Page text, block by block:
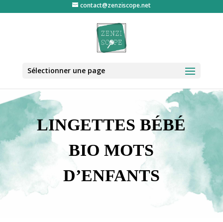
contact@zenziscope.net
Sélectionner une page
LINGETTES BÉBÉ
BIO MOTS
D’ENFANTS